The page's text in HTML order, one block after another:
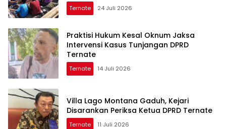
Ternate 24 Juli 2026
Praktisi Hukum Kesal Oknum Jaksa
Intervensi Kasus Tunjangan DPRD
Ternate
Ternate 14 Juli 2026
Villa Lago Montana Gaduh, Kejari
Disarankan Periksa Ketua DPRD Ternate
Ternate 11 Juli 2026